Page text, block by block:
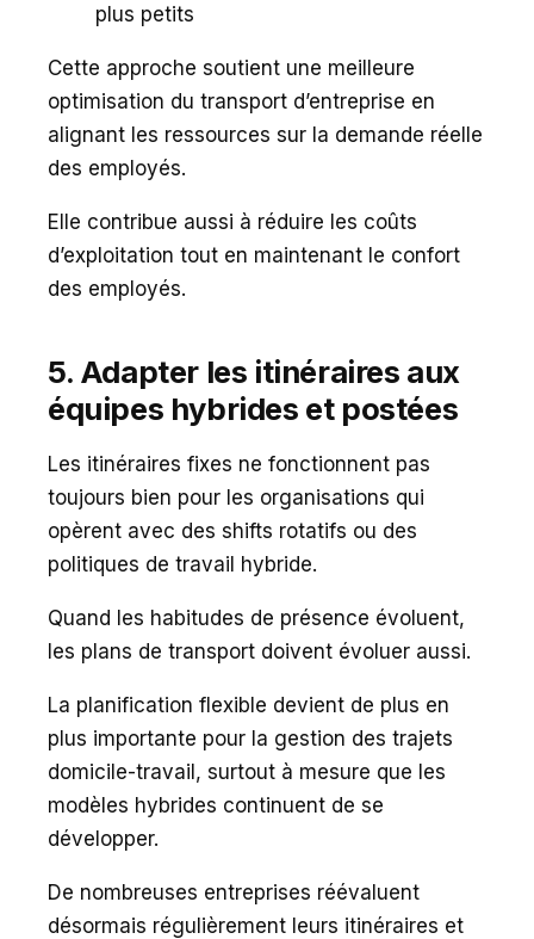
plus petits
Cette approche soutient une meilleure
optimisation du transport d’entreprise en
alignant les ressources sur la demande réelle
des employés.
Elle contribue aussi à réduire les coûts
d’exploitation tout en maintenant le confort
des employés.
5. Adapter les itinéraires aux
équipes hybrides et postées
Les itinéraires fixes ne fonctionnent pas
toujours bien pour les organisations qui
opèrent avec des shifts rotatifs ou des
politiques de travail hybride.
Quand les habitudes de présence évoluent,
les plans de transport doivent évoluer aussi.
La planification flexible devient de plus en
plus importante pour la gestion des trajets
domicile-travail, surtout à mesure que les
modèles hybrides continuent de se
développer.
De nombreuses entreprises réévaluent
désormais régulièrement leurs itinéraires et